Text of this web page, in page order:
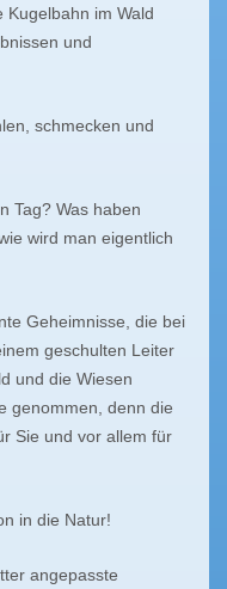
Kugelbahn im Wald
und
schmecken und
Tag? Was haben
wird man eigentlich
Geheimnisse, die bei
geschulten Leiter
und die Wiesen
genommen, denn die
Sie und vor allem für
in die Natur!
angepasste